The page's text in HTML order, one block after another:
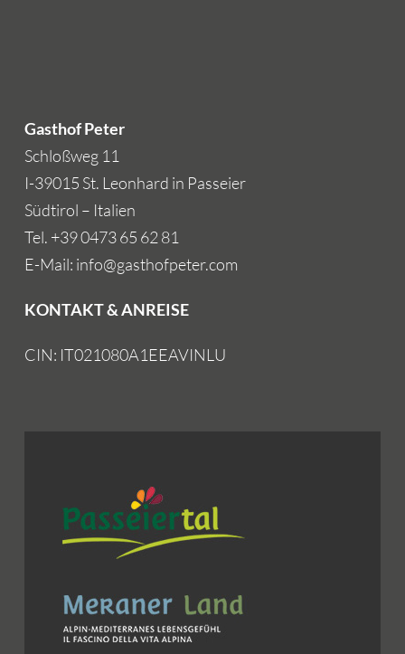
Gasthof Peter
Schloßweg 11
I-39015 St. Leonhard in Passeier
Südtirol – Italien
Tel. +39 0473 65 62 81
E-Mail: info@gasthofpeter.com
KONTAKT & ANREISE
CIN: IT021080A1EEAVINLU